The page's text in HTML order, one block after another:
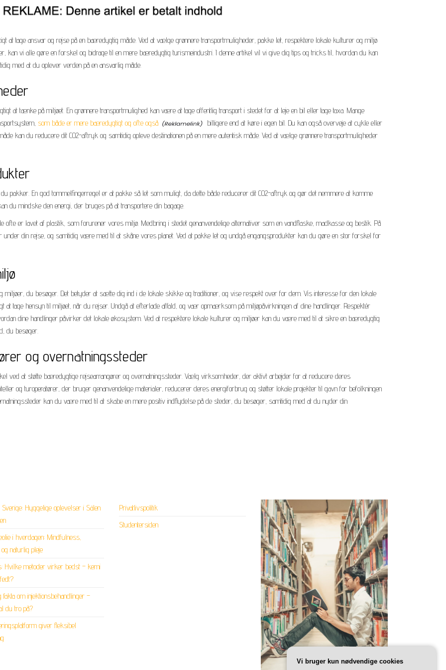
at tage ansvar og rejse på en bæredygtig måde. Ved at vælge grønnere transportmuligheder, pakke let, respektere lokale kulturer og miljø
kan vi alle gøre en forskel og bidrage til en mere bæredygtig turismeindustri. I denne artikel vil vi give dig tips og tricks til, hvordan du kan
med at du oplever verden på en ansvarlig måde.
at tænke på miljøet. En grønnere transportmulighed kan være at tage offentlig transport i stedet for at leje en bil eller tage taxa. Mange
som både er mere bæredygtigt og ofte også
billigere end at køre i egen bil. Du kan også overveje at cykle eller
kan du reducere dit CO2-aftryk og samtidig opleve destinationen på en mere autentisk måde. Ved at vælge grønnere transportmuligheder
En god tommelfingerregel er at pakke så let som muligt, da dette både reducerer dit CO2-aftryk og gør det nemmere at komme
du mindske den energi, der bruges på at transportere din bagage.
ofte er lavet af plastik, som forurener vores miljø. Medbring i stedet genanvendelige alternativer som en vandflaske, madkasse og bestik. På
din rejse, og samtidig være med til at skåne vores planet. Ved at pakke let og undgå engangsprodukter kan du gøre en stor forskel for
du besøger. Det betyder at sætte dig ind i de lokale skikke og traditioner, og vise respekt over for dem. Vis interesse for den lokale
tage hensyn til miljøet, når du rejser. Undgå at efterlade affald, og vær opmærksom på miljøpåvirkningen af dine handlinger. Respektér
dine handlinger påvirker det lokale økosystem. Ved at respektere lokale kulturer og miljøer kan du være med til at sikre en bæredygtig
du besøger.
og overnatningssteder
ved at støtte bæredygtige rejsearrangører og overnatningssteder. Vælg virksomheder, der aktivt arbejder for at reducere deres
og turoperatører, der bruger genanvendelige materialer, reducerer deres energiforbrug og støtter lokale projekter til gavn for befolkningen
kan du være med til at skabe en mere positiv indflydelse på de steder, du besøger, samtidig med at du nyder din
Hyggelige oplevelser i Sälen
i hverdagen: Mindfulness,
naturlig pleje
Hvilke metoder virker bedst – kemi
om injektionsbehandlinger –
du tro på?
giver fleksibel
Privatlivspolitik
Studentersiden
Vi bruger kun nødvendige cookies